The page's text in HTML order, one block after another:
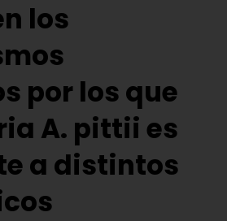
los
por los que
A. pittii es
a distintos